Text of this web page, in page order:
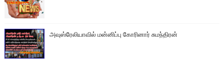
அவுஸ்ரேலியாவில் மன்னிப்பு கோரினார் சுமந்திரன்